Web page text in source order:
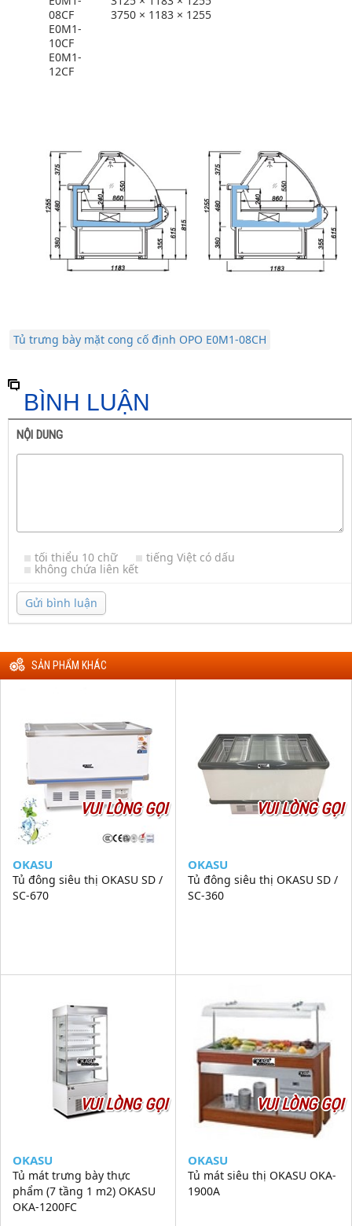
08CF
E0M1-
10CF
E0M1-
12CF
3750 × 1183 × 1255
Tủ trưng bày mặt cong cố định OPO E0M1-08CH
BÌNH LUẬN
NỘI DUNG
tối thiểu 10 chữ tiếng Việt có dấu
không chứa liên kết
Gửi bình luận
SẢN PHẨM KHÁC
VUI LÒNG GỌI
OKASU
Tủ đông siêu thị OKASU SD /
SC-670
VUI LÒNG GỌI
OKASU
Tủ đông siêu thị OKASU SD /
SC-360
VUI LÒNG GỌI
OKASU
Tủ mát trưng bày thực
phẩm (7 tầng 1 m2) OKASU
OKA-1200FC
VUI LÒNG GỌI
OKASU
Tủ mát siêu thị OKASU OKA-
1900A